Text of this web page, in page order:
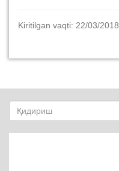
Kiritilgan vaqti: 22/03/